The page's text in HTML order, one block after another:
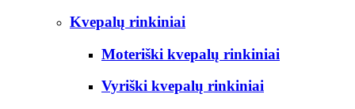
Kvepalų rinkiniai
Moteriški kvepalų rinkiniai
Vyriški kvepalų rinkiniai